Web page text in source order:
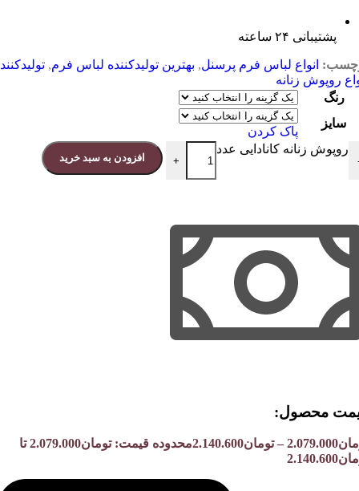
پشتیبانی ۲۴ ساعته
انواع لباس فرم پرسنل, بهترین تولیدکننده لباس فرم,
روپوش زنانه
رنگ
سایز
پاک کردن
روپوش زنانه کانادایی عدد
+ افزودن به سبد خرید
محصول:​
2.079.000
– تومان2.140.600
محدوده قیمت: تومان2.079.000 تا